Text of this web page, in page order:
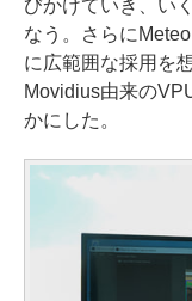
びかけていき、い
なう。さらに
に広範囲な採用を
Movidius由来の
かにした。